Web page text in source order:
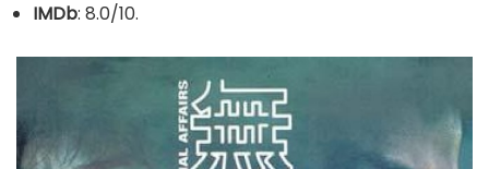
IMDb: 8.0/10.